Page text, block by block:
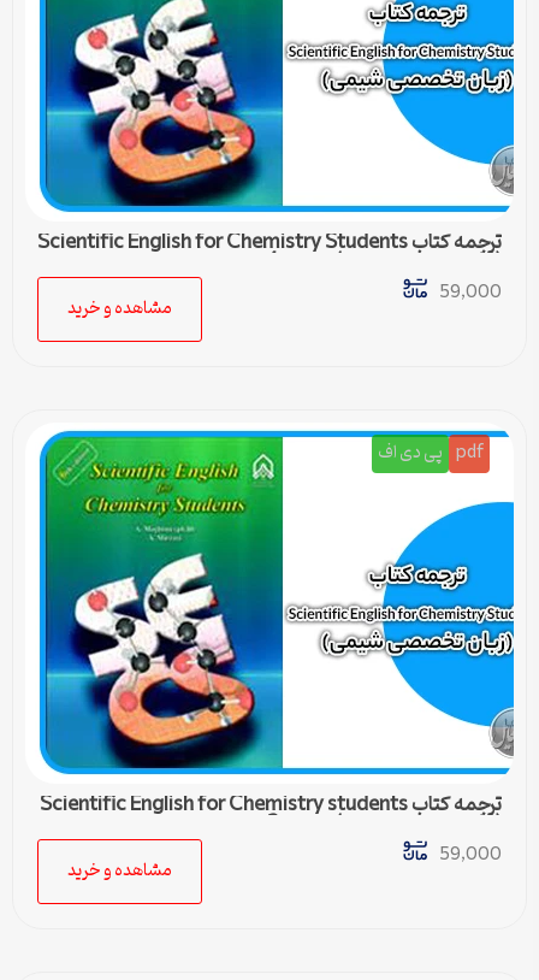
ترجمه کتاب Scientific English for Chemistry Students
(زبان تخصصی شیمی) – درس 4
59,000
مشاهده و خرید
pdf پی دی اف
ترجمه کتاب Scientific English for Chemistry students
(زبان تخصصی شیمی) – درس 3
59,000
مشاهده و خرید